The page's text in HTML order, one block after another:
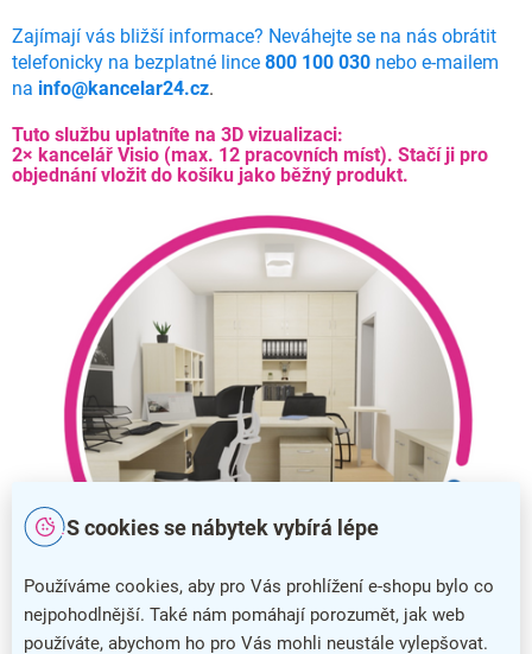
S cookies se nábytek vybírá lépe
Používáme cookies, aby pro Vás prohlížení e-shopu bylo co
nejpohodlnější. Také nám pomáhají porozumět, jak web
používáte, abychom ho pro Vás mohli neustále vylepšovat.
Zajímají vás bližší informace? Neváhejte se na nás obrátit
telefonicky na bezplatné lince 800 100 030 nebo e-mailem
na info@kancelar24.cz.
Tuto službu uplatníte na 3D vizualizaci:
2× kancelář Visio (max. 12 pracovních míst). Stačí ji pro
objednání vložit do košíku jako běžný produkt.